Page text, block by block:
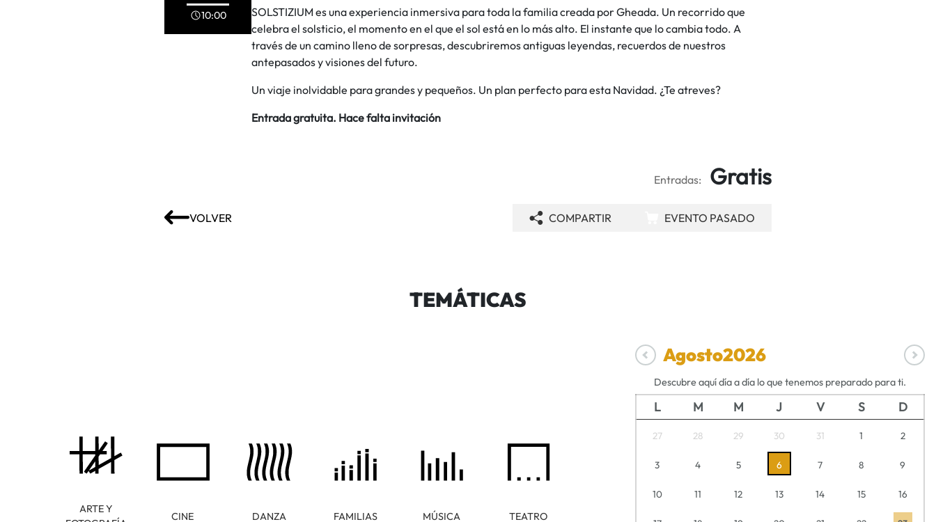
10:00
SOLSTIZIUM es una experiencia inmersiva para toda la familia creada por Gheada. Un recorrido que
celebra el solsticio, el momento en el que el sol está en lo más alto. El instante que lo cambia todo. A
través de un camino lleno de sorpresas, descubriremos antiguas leyendas, recuerdos de nuestros
antepasados y visiones del futuro.
Un viaje inolvidable para grandes y pequeños. Un plan perfecto para esta Navidad. ¿Te atreves?
Entrada gratuita. Hace falta invitación
Entradas: Gratis
VOLVER COMPARTIR EVENTO PASADO
TEMÁTICAS
ARTE Y
CINE DANZA FAMILIAS MÚSICA TEATRO
Agosto2026
Descubre aquí día a día lo que tenemos preparado para ti.
L M M J V S D
27 28 29 30 31 1 2
3 4 5 6 7 8 9
10 11 12 13 14 15 16